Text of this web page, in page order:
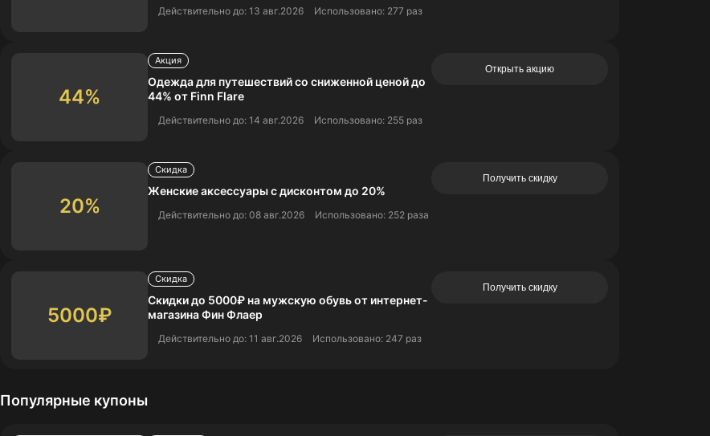
Действительно до: 13 авг.2026 Использовано: 277 раз
44%
Акция
Одежда для путешествий со сниженной ценой до
44% от Finn Flare
Действительно до: 14 авг.2026 Использовано: 255 раз
Открыть акцию
20%
Скидка
Женские аксессуары с дисконтом до 20%
Действительно до: 08 авг.2026 Использовано: 252 раза
Получить скидку
5000₽
Скидка
Скидки до 5000₽ на мужскую обувь от интернет-
магазина Фин Флаер
Действительно до: 11 авг.2026 Использовано: 247 раз
Получить скидку
Популярные купоны